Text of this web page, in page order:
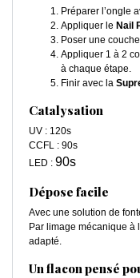
Préparer l’ongle
Appliquer le Nail
Poser une
Appliquer 1 à 2
à chaque étape.
Finir avec la
Catalysation
UV : 120s
CCFL : 90s
LED : 90s
Dépose facile
Avec une solution de
Par limage mécanique à
adapté.
Un flacon pensé